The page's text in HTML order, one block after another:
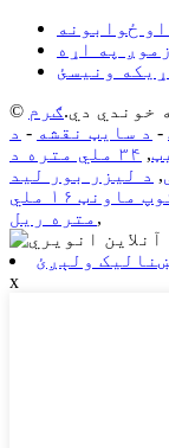
ځوابونه
زموږ په اړه
ونیسئ
ګرم
- د سایټ نقشه -
,
۳۴ ملي متره د
, د لیزر بور لید
د سکوپ ماونټ ۱۶ ملي
متره ریل ,
ولېږئ
x